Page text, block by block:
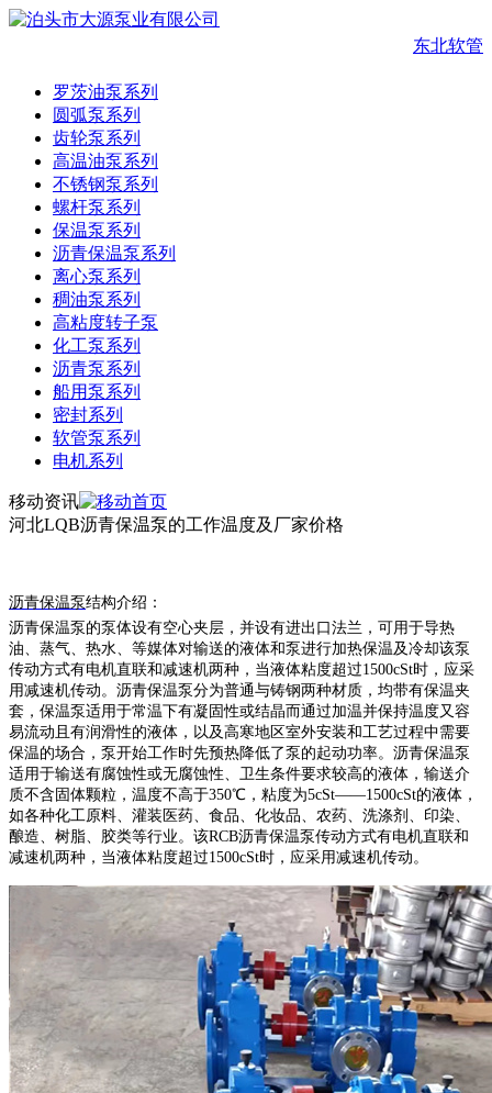
东北软管
罗茨油泵系列
圆弧泵系列
齿轮泵系列
高温油泵系列
不锈钢泵系列
螺杆泵系列
保温泵系列
沥青保温泵系列
离心泵系列
稠油泵系列
高粘度转子泵
化工泵系列
沥青泵系列
船用泵系列
密封系列
软管泵系列
电机系列
移动资讯
河北LQB沥青保温泵的工作温度及厂家价格
沥青保温泵结构介绍：
沥青保温泵的泵体设有空心夹层，并设有进出口法兰，可用于导热
油、蒸气、热水、等媒体对输送的液体和泵进行加热保温及冷却该泵
传动方式有电机直联和减速机两种，当液体粘度超过1500cSt时，应采
用减速机传动。沥青保温泵分为普通与铸钢两种材质，均带有保温夹
套，保温泵适用于常温下有凝固性或结晶而通过加温并保持温度又容
易流动且有润滑性的液体，以及高寒地区室外安装和工艺过程中需要
保温的场合，泵开始工作时先预热降低了泵的起动功率。沥青保温泵
适用于输送有腐蚀性或无腐蚀性、卫生条件要求较高的液体，输送介
质不含固体颗粒，温度不高于350℃，粘度为5cSt——1500cSt的液体，
如各种化工原料、灌装医药、食品、化妆品、农药、洗涤剂、印染、
酿造、树脂、胶类等行业。该RCB沥青保温泵传动方式有电机直联和
减速机两种，当液体粘度超过1500cSt时，应采用减速机传动。